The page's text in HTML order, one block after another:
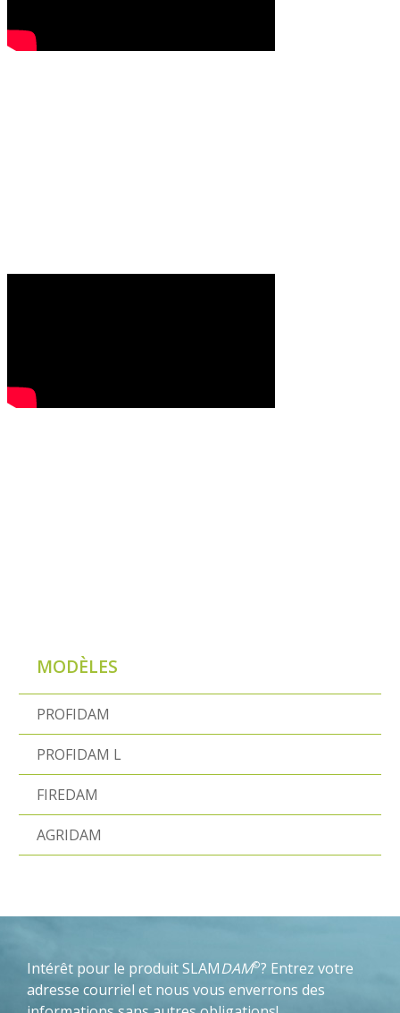
MODÈLES
PROFIDAM
PROFIDAM L
FIREDAM
AGRIDAM
Intérêt pour le produit SLAMDAM©? Entrez votre
adresse courriel et nous vous enverrons des